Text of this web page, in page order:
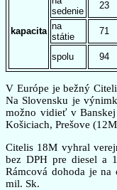
kapacita
sedenie
23
na
státie
71
spolu
94
V Európe je bežný
Na Slovensku je
možno vidieť v
Košiciach, Prešove
Citelis 18M vyhral
bez DPH pre diesel a
Rámcová dohoda je
mil. Sk.